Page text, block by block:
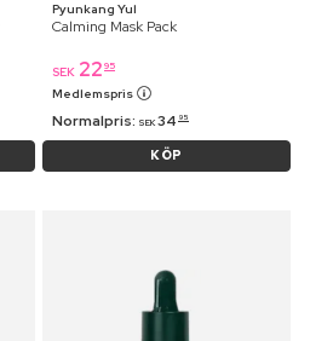
Pyunkang Yul
Calming Mask Pack
SEK 22 95
Medlemspris
Normalpris: SEK 34 95
KÖP